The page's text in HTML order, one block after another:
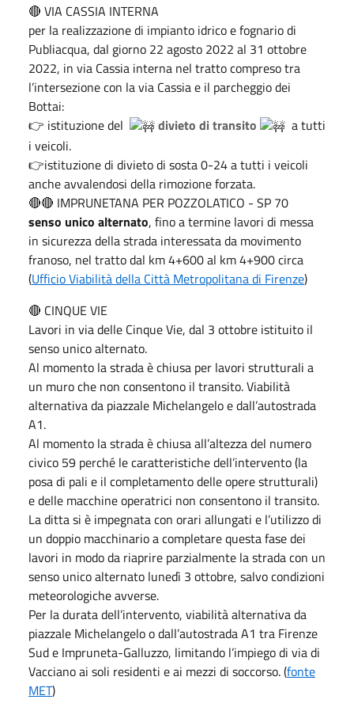
🔴 VIA CASSIA INTERNA
per la realizzazione di impianto idrico e fognario di
Publiacqua, dal giorno 22 agosto 2022 al 31 ottobre
2022, in via Cassia interna nel tratto compreso tra
l’intersezione con la via Cassia e il parcheggio dei
Bottai:
👉 istituzione del
divieto di transito
a tutti
i veicoli.
👉istituzione di divieto di sosta 0-24 a tutti i veicoli
anche avvalendosi della rimozione forzata.
🔴🔴 IMPRUNETANA PER POZZOLATICO - SP 70
senso unico alternato, fino a termine lavori di messa
in sicurezza della strada interessata da movimento
franoso, nel tratto dal km 4+600 al km 4+900 circa
(Ufficio Viabilità della Città Metropolitana di Firenze)
🔴 CINQUE VIE
Lavori in via delle Cinque Vie, dal 3 ottobre istituito il
senso unico alternato.
Al momento la strada è chiusa per lavori strutturali a
un muro che non consentono il transito. Viabilità
alternativa da piazzale Michelangelo e dall’autostrada
A1.
Al momento la strada è chiusa all’altezza del numero
civico 59 perché le caratteristiche dell’intervento (la
posa di pali e il completamento delle opere strutturali)
e delle macchine operatrici non consentono il transito.
La ditta si è impegnata con orari allungati e l’utilizzo di
un doppio macchinario a completare questa fase dei
lavori in modo da riaprire parzialmente la strada con un
senso unico alternato lunedì 3 ottobre, salvo condizioni
meteorologiche avverse.
Per la durata dell’intervento, viabilità alternativa da
piazzale Michelangelo o dall’autostrada A1 tra Firenze
Sud e Impruneta-Galluzzo, limitando l’impiego di via di
Vacciano ai soli residenti e ai mezzi di soccorso. (fonte
MET)